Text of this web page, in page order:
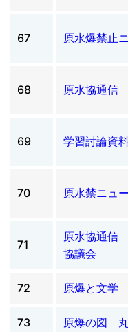
67 原水爆禁止
68 原水協通信
69 学習討論資
70 原水禁ニュ
71
原水協通信
協議会
72 原爆と文学
73 原爆の図